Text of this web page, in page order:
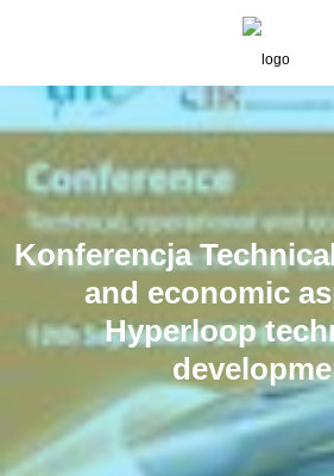
Konferencja
and economic
Hyperloop